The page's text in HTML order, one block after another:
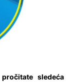
sledeća